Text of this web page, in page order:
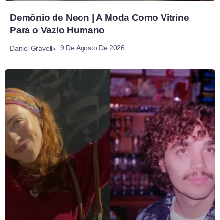
Demônio de Neon | A Moda Como Vitrine
Para o Vazio Humano
Daniel Gravelli 9 De Agosto De 2026